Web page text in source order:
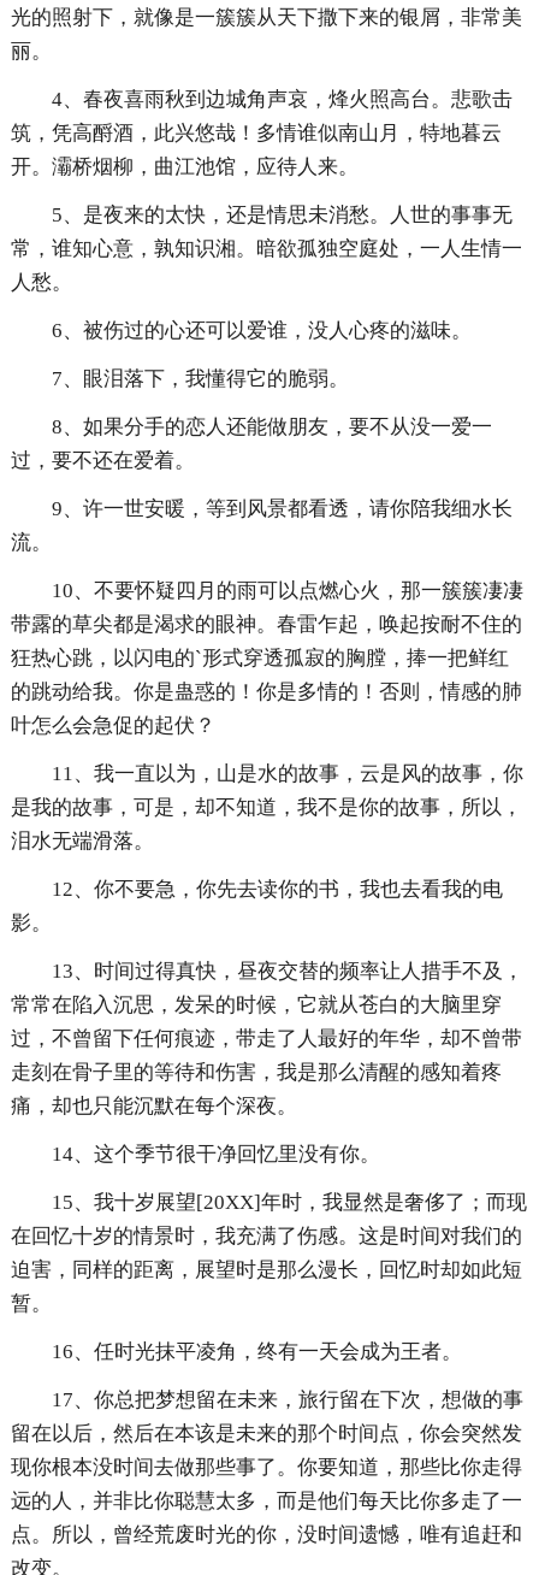
光的照射下，就像是一簇簇从天下撒下来的银屑，非常美
丽。
4、春夜喜雨秋到边城角声哀，烽火照高台。悲歌击
筑，凭高酹酒，此兴悠哉！多情谁似南山月，特地暮云
开。灞桥烟柳，曲江池馆，应待人来。
5、是夜来的太快，还是情思未消愁。人世的事事无
常，谁知心意，孰知识湘。暗欲孤独空庭处，一人生情一
人愁。
6、被伤过的心还可以爱谁，没人心疼的滋味。
7、眼泪落下，我懂得它的脆弱。
8、如果分手的恋人还能做朋友，要不从没一爱一
过，要不还在爱着。
9、许一世安暖，等到风景都看透，请你陪我细水长
流。
10、不要怀疑四月的雨可以点燃心火，那一簇簇凄凄
带露的草尖都是渴求的眼神。春雷乍起，唤起按耐不住的
狂热心跳，以闪电的`形式穿透孤寂的胸膛，捧一把鲜红
的跳动给我。你是蛊惑的！你是多情的！否则，情感的肺
叶怎么会急促的起伏？
11、我一直以为，山是水的故事，云是风的故事，你
是我的故事，可是，却不知道，我不是你的故事，所以，
泪水无端滑落。
12、你不要急，你先去读你的书，我也去看我的电
影。
13、时间过得真快，昼夜交替的频率让人措手不及，
常常在陷入沉思，发呆的时候，它就从苍白的大脑里穿
过，不曾留下任何痕迹，带走了人最好的年华，却不曾带
走刻在骨子里的等待和伤害，我是那么清醒的感知着疼
痛，却也只能沉默在每个深夜。
14、这个季节很干净回忆里没有你。
15、我十岁展望[20XX]年时，我显然是奢侈了；而现
在回忆十岁的情景时，我充满了伤感。这是时间对我们的
迫害，同样的距离，展望时是那么漫长，回忆时却如此短
暂。
16、任时光抹平凌角，终有一天会成为王者。
17、你总把梦想留在未来，旅行留在下次，想做的事
留在以后，然后在本该是未来的那个时间点，你会突然发
现你根本没时间去做那些事了。你要知道，那些比你走得
远的人，并非比你聪慧太多，而是他们每天比你多走了一
点。所以，曾经荒废时光的你，没时间遗憾，唯有追赶和
改变。